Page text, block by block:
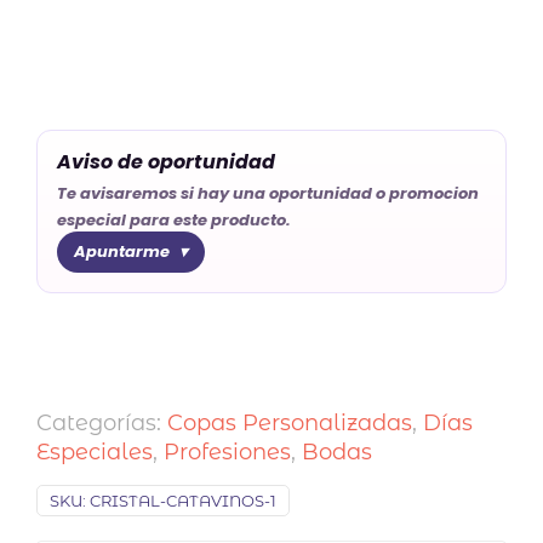
Aviso de oportunidad
Te avisaremos si hay una oportunidad o promocion
especial para este producto.
Apuntarme
Categorías: Copas Personalizadas, Días
Especiales, Profesiones, Bodas
SKU: CRISTAL-CATAVINOS-1